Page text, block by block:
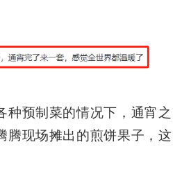
种预制菜的情况下，通宵之
腾现场摊出的煎饼果子，这